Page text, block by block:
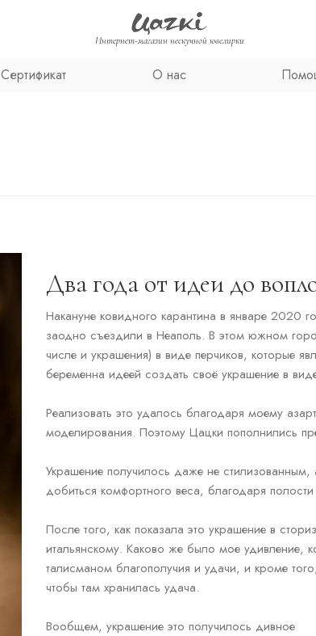
Интернет-магазин нескучной ювелирки
Сертификат О нас
Два года от идеи до
Накануне ковидного карантина в январе 2020
заодно съездили в Неаполь. В этом южном
числе и украшения) в виде перчиков, которые
беременна идеей создать своё украшение в
Реализовать это удалось благодаря моему
моделирования. Поэтому Цацки пополнились
Украшение получилось даже не
добиться комфортного веса, благодаря полости
После того, как показала это украшение в
итальянскому. Каково же было мое удивление,
талисманом благополучия и удачи, и кроме
чтобы там хранилась удача.
Вообщем, украшение это получилось дивное